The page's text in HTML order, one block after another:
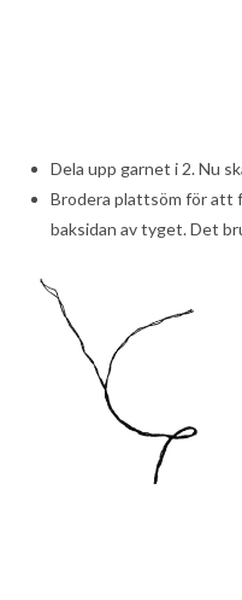
Dela upp garnet i 2. Nu
Brodera plattsöm för att
baksidan av tyget. Det